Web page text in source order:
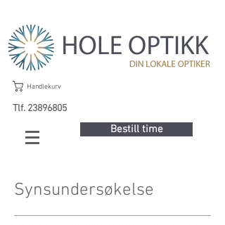
Handlekurv
Tlf. 23896805
Bestill time
Synsundersøkelse